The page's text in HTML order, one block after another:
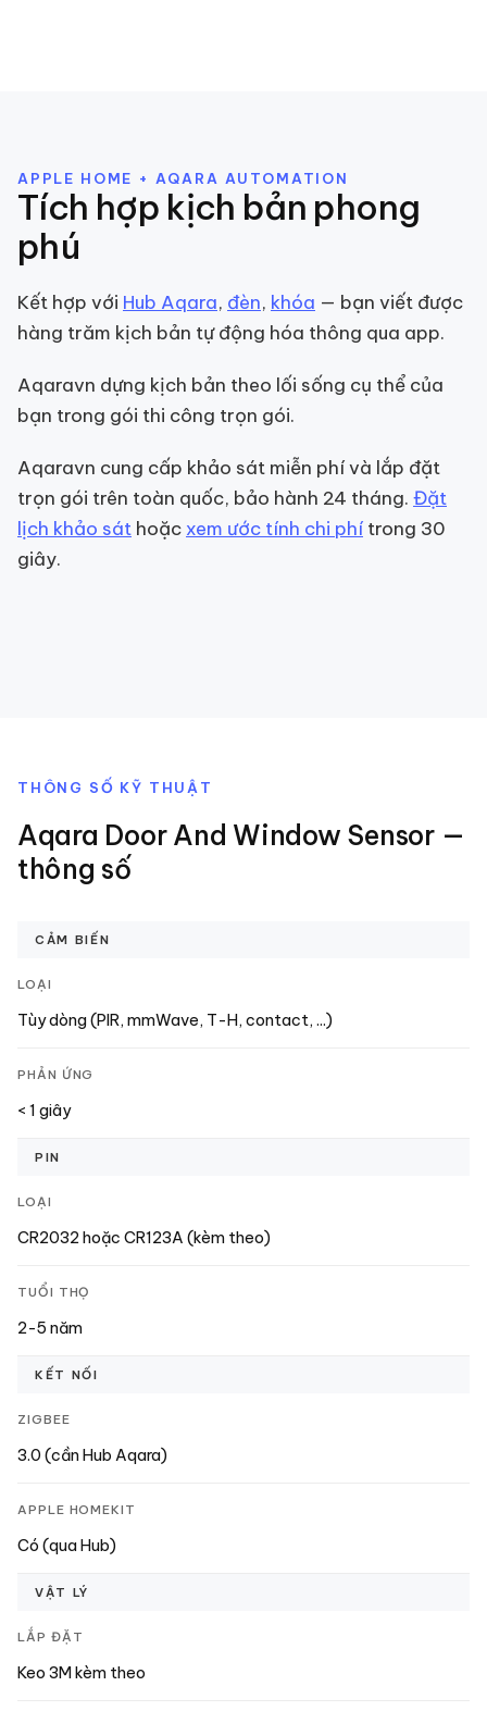
APPLE HOME + AQARA AUTOMATION
Tích hợp kịch bản phong
phú
Kết hợp với Hub Aqara, đèn, khóa — bạn viết được
hàng trăm kịch bản tự động hóa thông qua app.
Aqaravn dựng kịch bản theo lối sống cụ thể của
bạn trong gói thi công trọn gói.
Aqaravn cung cấp khảo sát miễn phí và lắp đặt
trọn gói trên toàn quốc, bảo hành 24 tháng. Đặt
lịch khảo sát hoặc xem ước tính chi phí trong 30
giây.
THÔNG SỐ KỸ THUẬT
Aqara Door And Window Sensor—
thông số
CẢM BIẾN
LOẠI
Tùy dòng (PIR, mmWave, T-H, contact, ...)
PHẢN ỨNG
< 1 giây
PIN
LOẠI
CR2032 hoặc CR123A (kèm theo)
TUỔI THỌ
2-5 năm
KẾT NỐI
ZIGBEE
3.0 (cần Hub Aqara)
APPLE HOMEKIT
Có (qua Hub)
VẬT LÝ
LẮP ĐẶT
Keo 3M kèm theo